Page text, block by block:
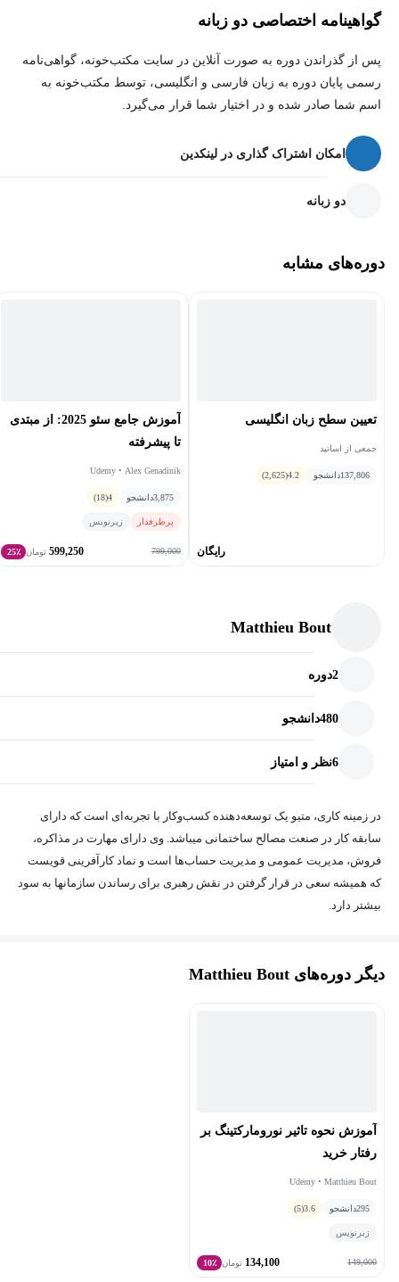
داده می‌شود. در پایان این دوره، شما به ابزارهای پیشرفته‌ای برای
خواهید شد.
پس اگر آماده‌اید که کسب‌وکار خود را متحول کنید و از هوش مصنوعی
بیشترین بهره را ببرید، این دوره همان چیزی است که به آن نیاز دارید!
گواهینامه اختصاصی دو زبانه
پس از گذراندن دوره به صورت آنلاین در سایت مکتب‌خونه، گواهی‌نامه
رسمی پایان دوره به زبان فارسی و انگلیسی، توسط مکتب‌خونه به
اسم شما صادر شده و در اختیار شما قرار می‌گیرد.
امکان اشتراک گذاری در لینکدین
دو زبانه
دوره‌های مشابه
تعیین سطح زبان انگلیسی
جمعی از اساتید
137,806دانشجو 4.2
(2,625)
رایگان
آموزش جامع سئو 2025: از مبتدی
تا پیشرفته
Udemy • Alex Genadinik
3,875دانشجو 4
(18)
پرطرفدار زیرنویس
799,000
599,250 تومان 25٪
Matthieu Bout
2دوره
480دانشجو
6نظر و امتیاز
در زمینه کاری، متیو یک توسعه‌دهنده کسب‌وکار با تجربه‌ای است که دارای
سابقه کار در صنعت مصالح ساختمانی میباشد. وی دارای مهارت در مذاکره،
فروش، مدیریت عمومی و مدیریت حساب‌ها است و نماد کارآفرینی قویست
که همیشه سعی در قرار گرفتن در نقش رهبری برای رساندن سازمانها به سود
بیشتر دارد.
دیگر دوره‌های Matthieu Bout
آموزش نحوه تاثیر نورومارکتینگ بر
رفتار خرید
Udemy • Matthieu Bout
295دانشجو 3.6
(5)
زیرنویس
149,000
134,100 تومان 10٪